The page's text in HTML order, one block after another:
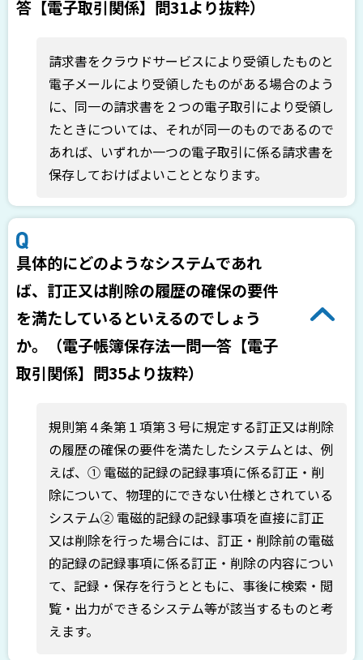
答【電子取引関係】問31より抜粋）
請求書をクラウドサービスにより受領したものと
電子メールにより受領したものがある場合のよう
に、同一の請求書を２つの電子取引により受領し
たときについては、それが同一のものであるので
あれば、いずれか一つの電子取引に係る請求書を
保存しておけばよいこととなります。
具体的にどのようなシステムであれ
ば、訂正又は削除の履歴の確保の要件
を満たしているといえるのでしょう
か。（電子帳簿保存法一問一答【電子
取引関係】問35より抜粋）
規則第４条第１項第３号に規定する訂正又は削除
の履歴の確保の要件を満たしたシステムとは、例
えば、① 電磁的記録の記録事項に係る訂正・削
除について、物理的にできない仕様とされている
システム② 電磁的記録の記録事項を直接に訂正
又は削除を行った場合には、訂正・削除前の電磁
的記録の記録事項に係る訂正・削除の内容につい
て、記録・保存を行うとともに、事後に検索・閲
覧・出力ができるシステム等が該当するものと考
えます。